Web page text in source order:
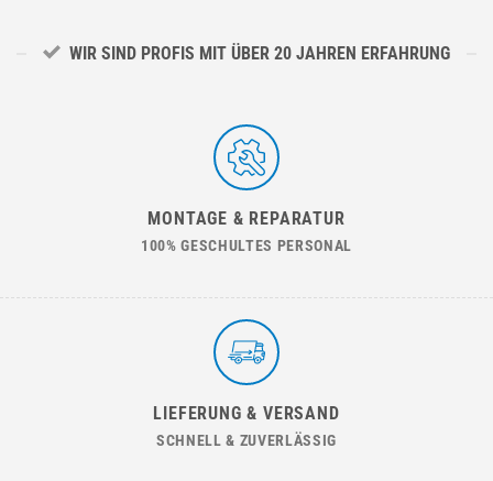
WIR SIND PROFIS MIT ÜBER 20 JAHREN ERFAHRUNG
MONTAGE & REPARATUR
100% GESCHULTES PERSONAL
LIEFERUNG & VERSAND
SCHNELL & ZUVERLÄSSIG